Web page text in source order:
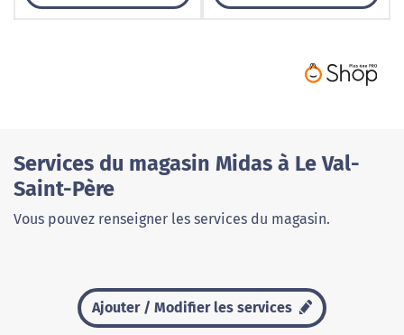
Services du magasin Midas à Le Val-
Saint-Père
Vous pouvez renseigner les services du magasin.
Ajouter / Modifier les services